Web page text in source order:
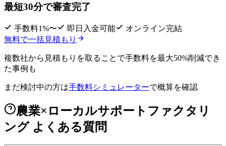
最短30分で審査完了
手数料1%〜 即日入金可能
オンライン完結
無料で一括見積もり
複数社から見積もりを取ることで手数料を最大50%削減でき
た事例も
まだ検討中の方は手数料シミュレーターで概算を確認
農業×ローカルサポートファクタリ
ング よくある質問